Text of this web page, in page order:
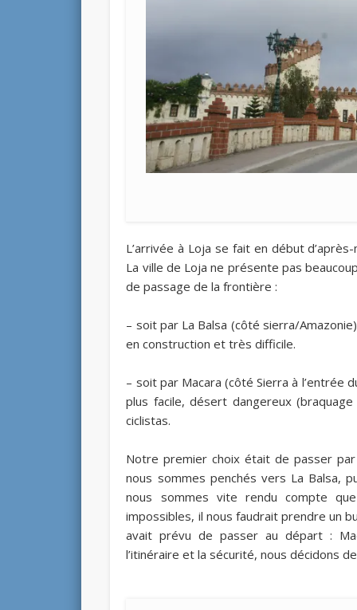
L’arrivée à Loja se fait en début
La ville de Loja ne présente pas
de passage de la frontière :
– soit par La Balsa (côté sierra/
en construction et très difficile.
– soit par Macara (côté Sierra à
plus facile, désert dangereux
ciclistas.
Notre premier choix était de passer
nous sommes penchés vers La Balsa,
nous sommes vite rendu compte
impossibles, il nous faudrait prendre un
avait prévu de passer au départ :
l’itinéraire et la sécurité, nous décidons